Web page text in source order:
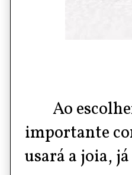
Ao
importante
usará a joia,